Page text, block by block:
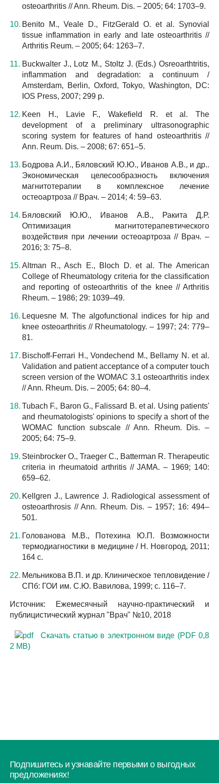
osteoarthritis // Ann. Rheum. Dis. – 2005; 64: 1703–9.
Benito M., Veale D., FitzGerald O. et al. Synovial
tissue inflammation in early and late osteoarthritis //
Arthritis Reum. – 2005; 64: 1263–7.
Buckwalter J., Lotz M., Stoltz J. (Eds.) Osreoarthtritis,
inflammation and degradation: a continuum /
Amsterdam, Berlin, Oxford, Tokyo, Washington, DC:
IOS Press, 2007; 299 p.
Keen H., Lavie F., Wakefield R. et al. The
development of a preliminary ultrasonographic
scoring system for features of hand osteoarthritis //
Ann. Reum. Dis. – 2008; 67: 651–5.
Бодрова А.И., Бяловский Ю.Ю., Иванов А.В., и др..
Экономическая целесообразность включения
магнитотерапии в комплексное лечение
остеоартроза // Врач. – 2014; 4: 59–63.
Бяловский Ю.Ю., Иванов А.В., Ракита Д.Р.
Оптимизация магнитотерапевтического
воздействия при лечении остеоартроза // Врач. –
2016; 3: 75–8.
Altman R., Asch E., Bloch D. et al. The American
College of Rheumatology criteria for the classification
and reporting of osteoarthritis of the knee // Arthritis
Rheum. – 1986; 29: 1039–49.
Lequesne M. The algofunctional indices for hip and
knee osteoarthritis // Rheumatology. – 1997; 24: 779–
81.
Bischoff-Ferrari H., Vondechend M., Bellamy N. et al.
Validation and patient acceptance of a computer touch
screen version of the WOMAC 3.1 osteoarthritis index
// Ann. Rheum. Dis. – 2005; 64: 80–4.
Tubach F., Baron G., Falissard B. et al. Using patients'
and rheumatologists' opinions to specify a short of the
WOMAC function subscale // Ann. Rheum. Dis. –
2005; 64: 75–9.
Steinbrocker O., Traeger C., Batterman R. Therapeutic
criteria in rheumatoid arthritis // JAMA. – 1969; 140:
659–62.
Kellgren J., Lawrence J. Radiological assessment of
osteoarthrosis // Ann. Rheum. Dis. – 1957; 16: 494–
501.
Голованова М.В., Потехина Ю.П. Возможности
термодиагностики в медицине / Н. Новгород, 2011;
164 с.
Мельникова В.П. и др. Клиническое тепловидение /
СПб: ГОИ им. С.Ю. Вавилова, 1999; с. 116–7.
Источник: Ежемесячный научно-практический и
публицистический журнал "Врач" №10, 2018
Скачать статью в электронном виде (PDF 0,8
2 МВ)
Подпишитесь и узнавайте первыми о выгодных
предложениях!